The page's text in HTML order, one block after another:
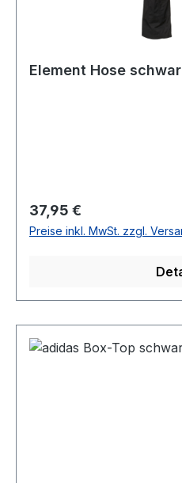
Element Hose
Regulärer Preis:
37,95 €
Preise inkl. MwSt. zzgl.